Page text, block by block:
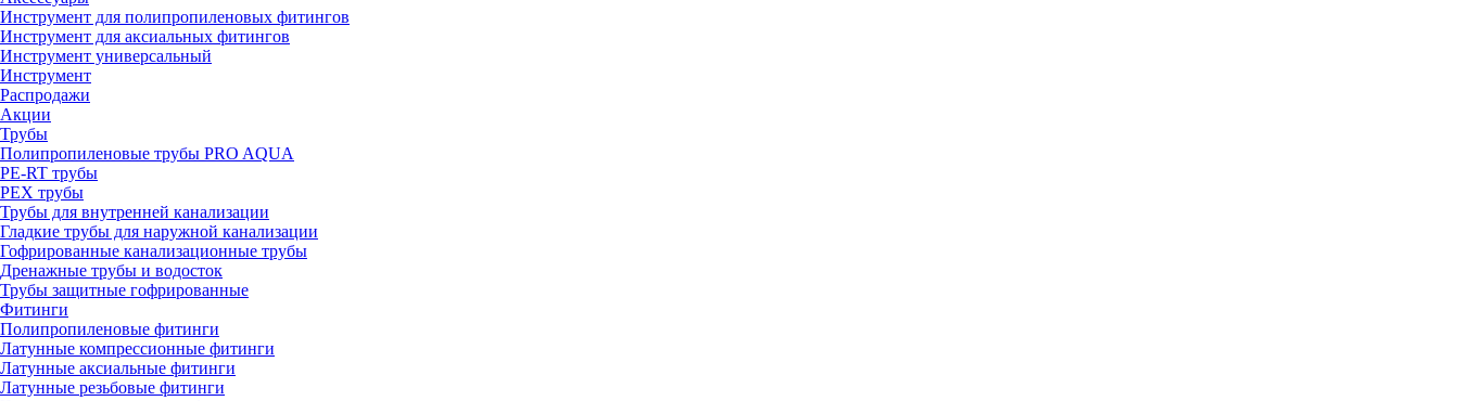
Инструмент для полипропиленовых фитингов
Инструмент для аксиальных фитингов
Инструмент универсальный
Инструмент
Распродажи
Акции
Трубы
Полипропиленовые трубы PRO AQUA
PE-RT трубы
PEX трубы
Трубы для внутренней канализации
Гладкие трубы для наружной канализации
Гофрированные канализационные трубы
Дренажные трубы и водосток
Трубы защитные гофрированные
Фитинги
Полипропиленовые фитинги
Латунные компрессионные фитинги
Латунные аксиальные фитинги
Латунные резьбовые фитинги